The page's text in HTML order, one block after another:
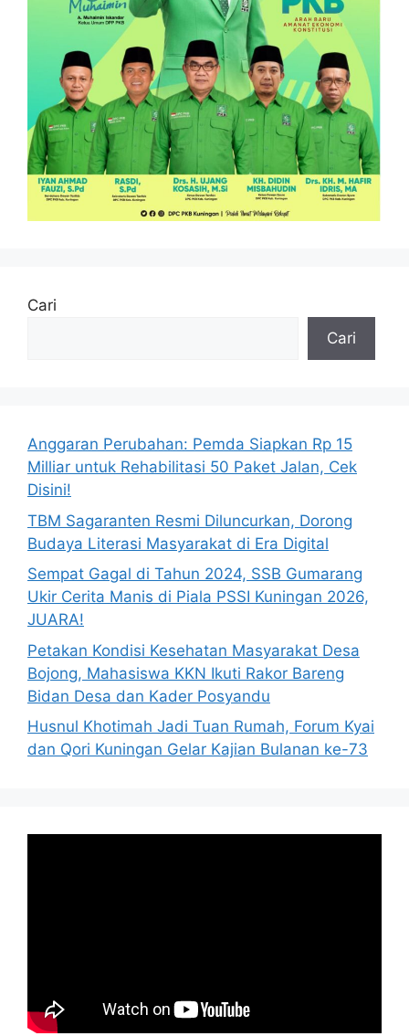
Cari
Cari
Anggaran Perubahan: Pemda Siapkan Rp 15
Milliar untuk Rehabilitasi 50 Paket Jalan, Cek
Disini!
TBM Sagaranten Resmi Diluncurkan, Dorong
Budaya Literasi Masyarakat di Era Digital
Sempat Gagal di Tahun 2024, SSB Gumarang
Ukir Cerita Manis di Piala PSSI Kuningan 2026,
JUARA!
Petakan Kondisi Kesehatan Masyarakat Desa
Bojong, Mahasiswa KKN Ikuti Rakor Bareng
Bidan Desa dan Kader Posyandu
Husnul Khotimah Jadi Tuan Rumah, Forum Kyai
dan Qori Kuningan Gelar Kajian Bulanan ke-73